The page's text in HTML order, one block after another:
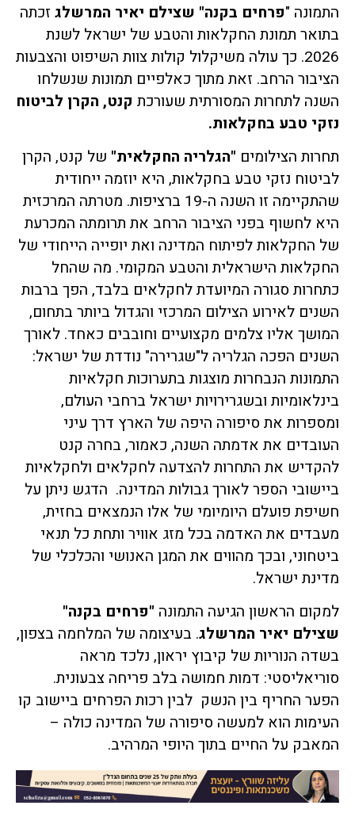
התמונה "פרחים בקנה" שצילם יאיר המרשלג זכתה
בתואר תמונת החקלאות והטבע של ישראל לשנת
2026. כך עולה משיקלול קולות צוות השיפוט והצבעות
הציבור הרחב. זאת מתוך כאלפיים תמונות שנשלחו
השנה לתחרות המסורתית שעורכת קנט, הקרן לביטוח
נזקי טבע בחקלאות.
תחרות הצילומים "הגלריה החקלאית" של קנט, הקרן
לביטוח נזקי טבע בחקלאות, היא יוזמה ייחודית
שהתקיימה זו השנה ה-19 ברציפות. מטרתה המרכזית
היא לחשוף בפני הציבור הרחב את תרומתה המכרעת
של החקלאות לפיתוח המדינה ואת יופייה הייחודי של
החקלאות הישראלית והטבע המקומי. מה שהחל
כתחרות סגורה המיועדת לחקלאים בלבד, הפך ברבות
השנים לאירוע הצילום המרכזי והגדול ביותר בתחום,
המושך אליו צלמים מקצועיים וחובבים כאחד. לאורך
השנים הפכה הגלריה ל"שגרירה" נודדת של ישראל:
התמונות הנבחרות מוצגות בתערוכות חקלאיות
בינלאומיות ובשגרירויות ישראל ברחבי העולם,
ומספרות את סיפורה היפה של הארץ דרך עיני
העובדים את אדמתה השנה, כאמור, בחרה קנט
להקדיש את התחרות להצדעה לחקלאים ולחקלאיות
ביישובי הספר לאורך גבולות המדינה. הדגש ניתן על
חשיפת פועלם היומיומי של אלו הנמצאים בחזית,
מעבדים את האדמה בכל מזג אוויר ותחת כל תנאי
ביטחוני, ובכך מהווים את המגן האנושי והכלכלי של
מדינת ישראל.
למקום הראשון הגיעה התמונה "פרחים בקנה"
שצילם יאיר המרשלג. בעיצומה של המלחמה בצפון,
בשדה הנוריות של קיבוץ יראון, נלכד מראה
סוריאליסטי: דמות חמושה בלב פריחה צבעונית.
הפער החריף בין הנשק לבין רכות הפרחים ביישוב קו
העימות הוא למעשה סיפורה של המדינה כולה –
המאבק על החיים בתוך היופי המרהיב.